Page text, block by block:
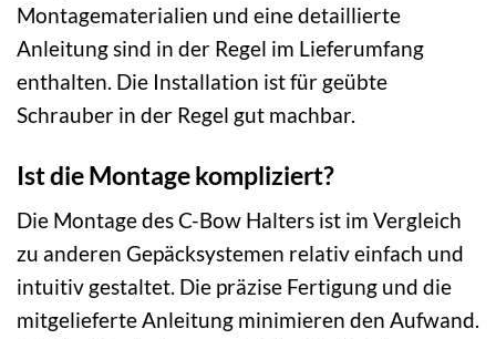
Montagematerialien und eine detaillierte
Anleitung sind in der Regel im Lieferumfang
enthalten. Die Installation ist für geübte
Schrauber in der Regel gut machbar.
Ist die Montage kompliziert?
Die Montage des C-Bow Halters ist im Vergleich
zu anderen Gepäcksystemen relativ einfach und
intuitiv gestaltet. Die präzise Fertigung und die
mitgelieferte Anleitung minimieren den Aufwand.